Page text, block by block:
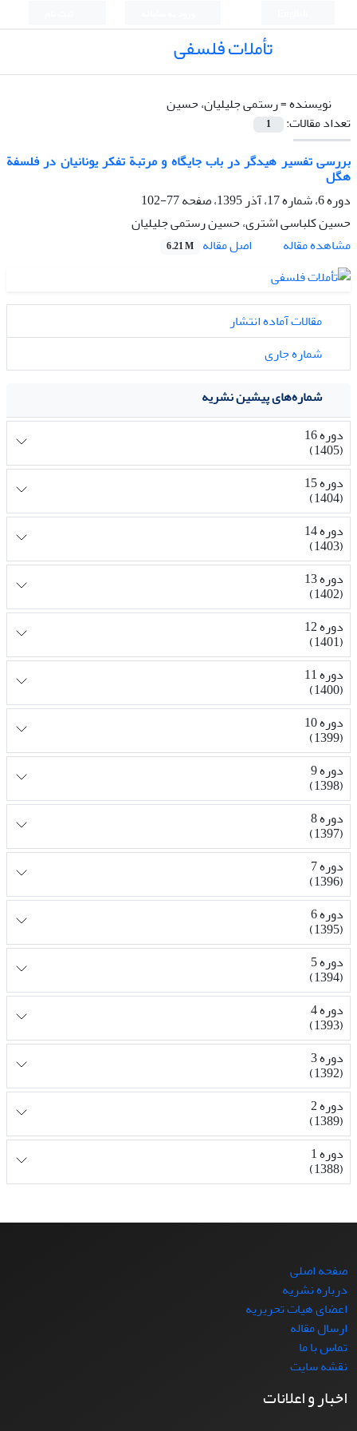
تأملات فلسفی
نویسنده =رستمی جلیلیان، حسین
تعداد مقالات:
1
بررسی تفسیر هیدگر در باب جایگاه و مرتبة تفکر یونانیان در فلسفة
هگل
دوره 6، شماره 17، آذر 1395، صفحه
77-102
حسین کلباسی اشتری، حسین رستمی جلیلیان
مشاهده مقاله
اصل مقاله 6.21 M
مقالات آماده انتشار
شماره جاری
شماره‌های پیشین نشریه
دوره 16
(1405)
دوره 15
(1404)
دوره 14
(1403)
دوره 13
(1402)
دوره 12
(1401)
دوره 11
(1400)
دوره 10
(1399)
دوره 9
(1398)
دوره 8
(1397)
دوره 7
(1396)
دوره 6
(1395)
دوره 5
(1394)
دوره 4
(1393)
دوره 3
(1392)
دوره 2
(1389)
دوره 1
(1388)
صفحه اصلی
درباره نشریه
اعضای هیات تحریریه
ارسال مقاله
تماس با ما
نقشه سایت
اخبار و اعلانات